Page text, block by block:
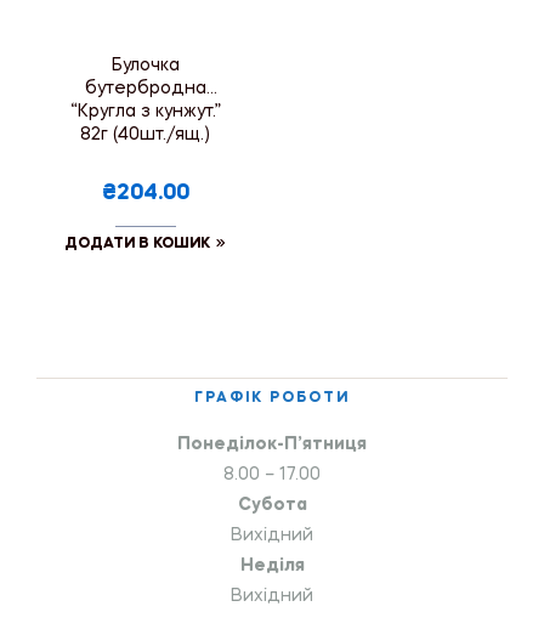
Булочка
бутербродна
“Кругла з кунжут.”
82г (40шт./ящ.)
₴204.00
ДОДАТИ В КОШИК
ГРАФІК РОБОТИ
Понеділок-П’ятниця
8.00 – 17.00
Субота
Вихідний
Неділя
Вихідний